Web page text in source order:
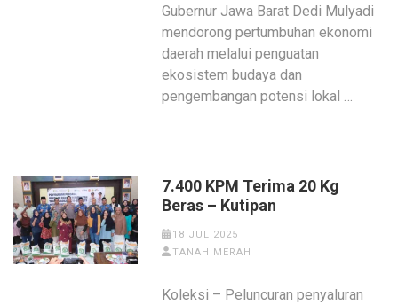
Gubernur Jawa Barat Dedi Mulyadi
mendorong pertumbuhan ekonomi
daerah melalui penguatan
ekosistem budaya dan
pengembangan potensi lokal …
7.400 KPM Terima 20 Kg
Beras – Kutipan
18 JUL 2025
TANAH MERAH
Koleksi – Peluncuran penyaluran